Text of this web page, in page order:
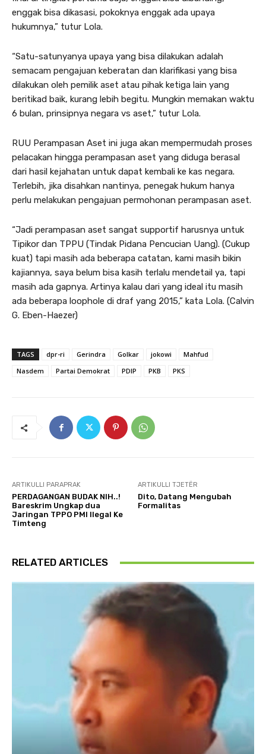
enggak bisa dikasasi, pokoknya enggak ada upaya
hukumnya,” tutur Lola.
“Satu-satunyanya upaya yang bisa dilakukan adalah
semacam pengajuan keberatan dan klarifikasi yang bisa
dilakukan oleh pemilik aset atau pihak ketiga lain yang
beritikad baik, kurang lebih begitu. Mungkin memakan waktu
6 bulan, prinsipnya negara vs aset,” tutur Lola.
RUU Perampasan Aset ini juga akan mempermudah proses
pelacakan hingga perampasan aset yang diduga berasal
dari hasil kejahatan untuk dapat kembali ke kas negara.
Terlebih, jika disahkan nantinya, penegak hukum hanya
perlu melakukan pengajuan permohonan perampasan aset.
“Jadi perampasan aset sangat supportif harusnya untuk
Tipikor dan TPPU (Tindak Pidana Pencucian Uang). (Cukup
kuat) tapi masih ada beberapa catatan, kami masih bikin
kajiannya, saya belum bisa kasih terlalu mendetail ya, tapi
masih ada gapnya. Artinya kalau dari yang ideal itu masih
ada beberapa loophole di draf yang 2015,” kata Lola. (Calvin
G. Eben-Haezer)
TAGS dpr-ri Gerindra Golkar jokowi
Mahfud
Nasdem
Partai Demokrat PDIP PKB PKS
ARTIKULLI PARAPRAK
PERDAGANGAN BUDAK NIH..!
Bareskrim Ungkap dua
Jaringan TPPO PMI Ilegal Ke
Timteng
ARTIKULLI TJETËR
Dito, Datang Mengubah
Formalitas
RELATED ARTICLES